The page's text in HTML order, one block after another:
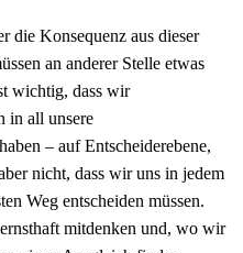
die Konsequenz aus dieser
an anderer Stelle etwas
wichtig, dass wir
in all unsere
– auf Entscheiderebene,
nicht, dass wir uns in jedem
Weg entscheiden müssen.
mitdenken und, wo wir